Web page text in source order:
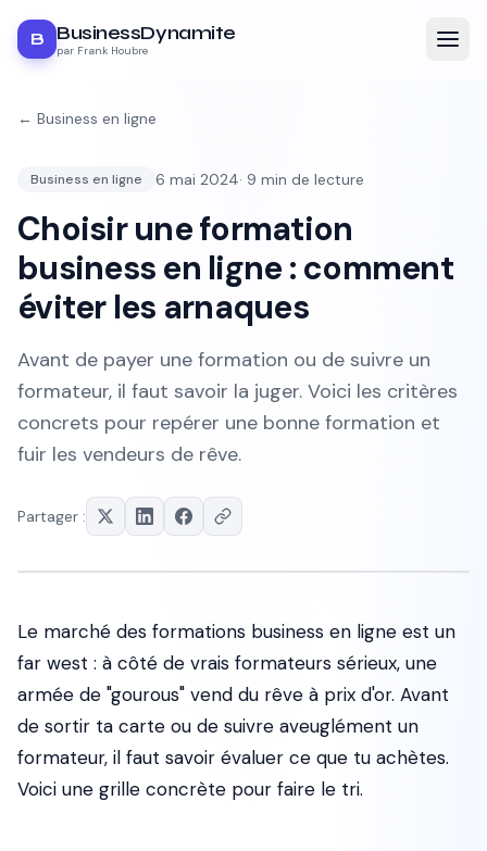
B BusinessDynamite
par Frank Houbre
← Business en ligne
Business en ligne 6 mai 2024· 9 min de lecture
Choisir une formation
business en ligne : comment
éviter les arnaques
Avant de payer une formation ou de suivre un
formateur, il faut savoir la juger. Voici les critères
concrets pour repérer une bonne formation et
fuir les vendeurs de rêve.
Partager :
Le marché des formations business en ligne est un
far west : à côté de vrais formateurs sérieux, une
armée de "gourous" vend du rêve à prix d'or. Avant
de sortir ta carte ou de suivre aveuglément un
formateur, il faut savoir évaluer ce que tu achètes.
Voici une grille concrète pour faire le tri.